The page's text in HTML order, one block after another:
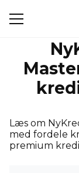
Læs om
med fordele
premium